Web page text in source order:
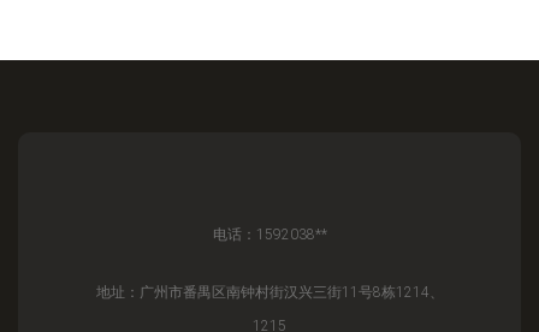
电话：1592038**
地址：广州市番禺区南钟村街汉兴三街11号8栋1214、
1215